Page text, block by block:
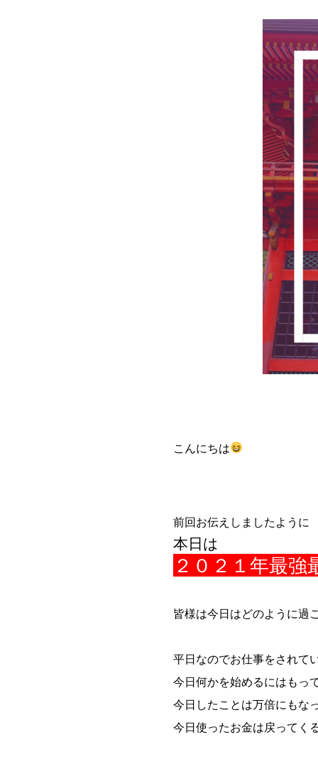
こんにちは
前回お伝えしましたように
本日は
２０２１年最強
皆様は今日はどのように過
平日なのでお仕事をされて
今日何かを始めるにはもっ
今日したことは万倍にもな
今日使ったお金は戻ってく